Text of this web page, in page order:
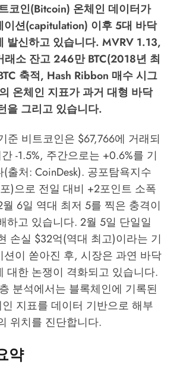
코인(Bitcoin) 온체인 데이터가
이션(capitulation) 이후 5대 바닥
발신하고 있습니다. MVRV 1.13,
래소 잔고 246만 BTC(2018년 최
축적, Hash Ribbon 매수 시그
온체인 지표가 과거 대형 바닥
을 그리고 있습니다.
준 비트코인은 $67,766에 거래되
-1.5%, 주간으로는 +0.6%를 기
출처: CoinDesk). 공포탐욕지수
)으로 전일 대비 +2포인트 소폭
6일 역대 최저 5를 찍은 충격이
하고 있습니다. 2월 5일 단일일
손실 $32억(역대 최고)이라는 기
션이 쏟아진 후, 시장은 과연 바닥
대한 논쟁이 격화되고 있습니다.
분석에서는 블록체인에 기록된
지표를 데이터 기반으로 해부
위치를 진단합니다.
약